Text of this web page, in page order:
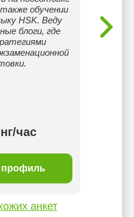
обучении
HSK. Веду
блоги, где
час
профиль
анкет